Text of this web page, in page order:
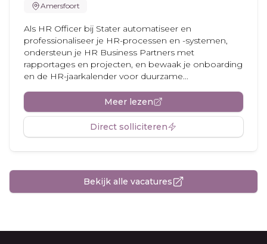
Amersfoort
Als HR Officer bij Stater automatiseer en
professionaliseer je HR-processen en -systemen,
ondersteun je HR Business Partners met
rapportages en projecten, en bewaak je onboarding
en de HR-jaarkalender voor duurzame...
Meer lezen
Direct solliciteren
Bekijk alle vacatures